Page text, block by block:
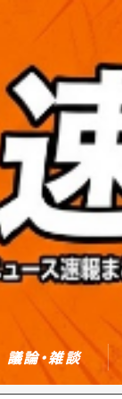
議論・雑談